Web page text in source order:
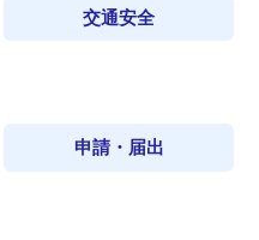
交通安全
申請・届出